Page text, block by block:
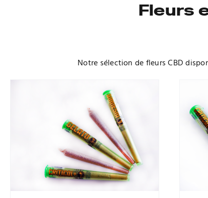
Fleurs
Notre sélection de fleurs CBD